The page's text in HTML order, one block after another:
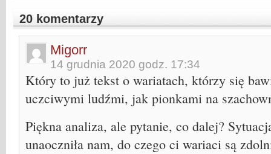
20 komentarzy
Migorr
14 grudnia 2020 godz. 17:34
Który to już tekst o wariatach, którzy się
uczciwymi ludźmi, jak pionkami na
Piękna analiza, ale pytanie, co dalej?
unaoczniła nam, do czego ci wariaci są